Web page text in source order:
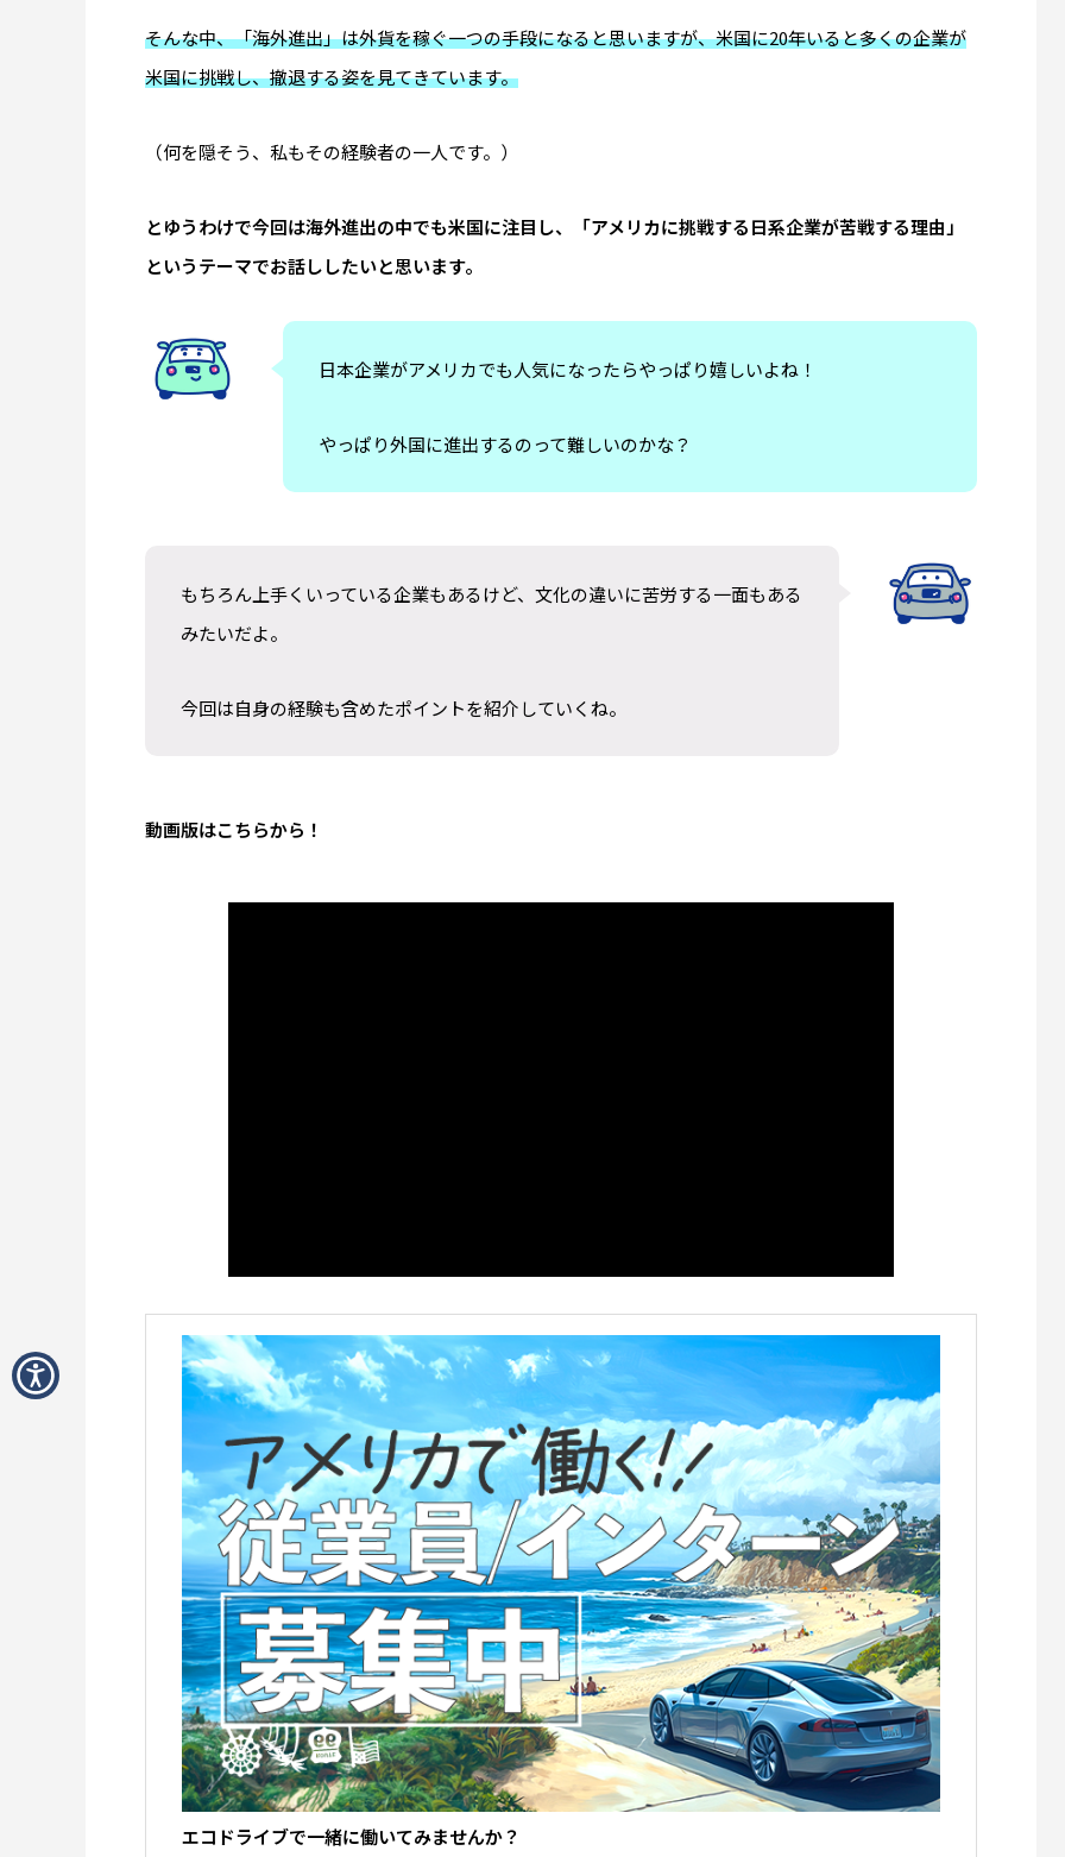
セン博物館の見どころとは？
2026.07.28
王道フィッシュ＆チップス
2026.07.20
そんな中、「海外進出」は外貨を稼ぐ一つの手段になると思いますが、米国に20年いると多くの企業が
米国に挑戦し、撤退する姿を見てきています。
（何を隠そう、私もその経験者の一人です。）
とゆうわけで今回は海外進出の中でも米国に注目し、「アメリカに挑戦する日系企業が苦戦する理由」
というテーマでお話ししたいと思います。
日本企業がアメリカでも人気になったらやっぱり嬉しいよね！
やっぱり外国に進出するのって難しいのかな？
もちろん上手くいっている企業もあるけど、文化の違いに苦労する一面もある
みたいだよ。
今回は自身の経験も含めたポイントを紹介していくね。
動画版はこちらから！
エコドライブで一緒に働いてみませんか？
ずだった車の貸し出しの誤算